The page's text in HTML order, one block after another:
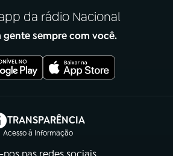
da rádio Nacional
gente sempre com você.
TRANSPARÊNCIA
Acesso à Informação
(abre em nova aba)